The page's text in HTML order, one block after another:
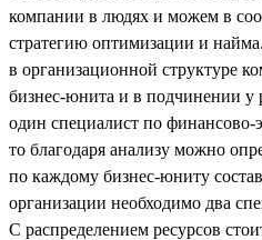
компании в людях и можем в
стратегию оптимизации и
в организационной структуре
бизнес-юнита и в подчинении у
один специалист по
то благодаря анализу можно
по каждому бизнес-юниту
организации необходимо два
С распределением ресурсов